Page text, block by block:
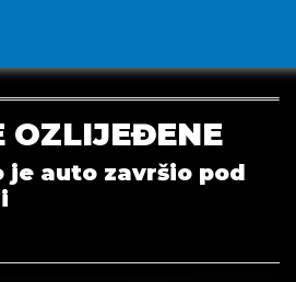
OZLIJEĐENE
je auto završio pod